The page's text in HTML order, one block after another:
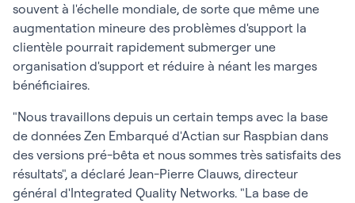
souvent à l'échelle mondiale, de sorte que même une
augmentation mineure des problèmes d'support la
clientèle pourrait rapidement submerger une
organisation d'support et réduire à néant les marges
bénéficiaires.
"Nous travaillons depuis un certain temps avec la base
de données Zen Embarqué d'Actian sur Raspbian dans
des versions pré-bêta et nous sommes très satisfaits des
résultats", a déclaré Jean-Pierre Clauws, directeur
général d'Integrated Quality Networks. "La base de